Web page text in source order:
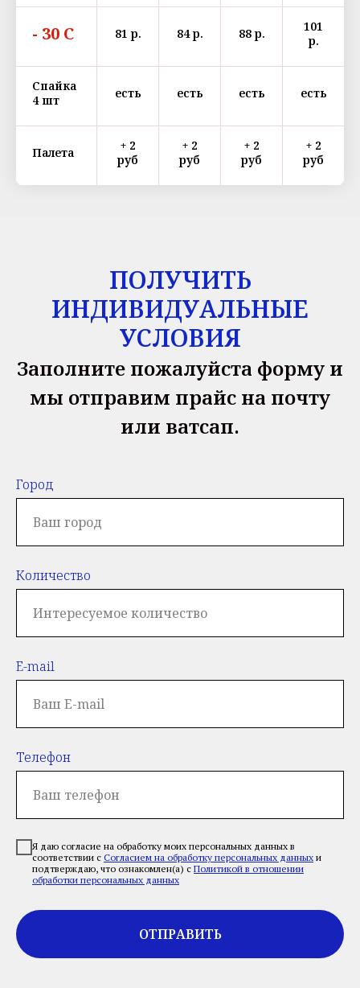
- 30 С 81 р. 84 р. 88 р.
101
р.
Спайка
4 шт
есть есть есть есть
Палета
+ 2
руб
+ 2
руб
+ 2
руб
+ 2
руб
ПОЛУЧИТЬ
ИНДИВИДУАЛЬНЫЕ
УСЛОВИЯ
Заполните пожалуйста форму и
мы отправим прайс на почту
или ватсап.
Город
Количество
E-mail
Телефон
Я даю согласие на обработку моих персональных данных в
соответствии с Согласием на обработку персональных данных и
подтверждаю, что ознакомлен(а) с Политикой в отношении
обработки персональных данных
ОТПРАВИТЬ